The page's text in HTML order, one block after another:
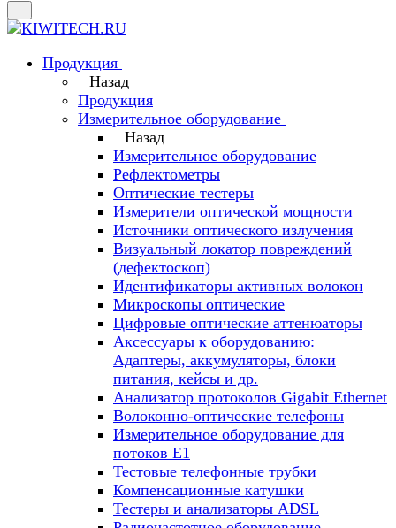
Продукция
Назад
Продукция
Измерительное оборудование
Назад
Измерительное оборудование
Рефлектометры
Оптические тестеры
Измерители оптической мощности
Источники оптического излучения
Визуальный локатор повреждений
(дефектоскоп)
Идентификаторы активных волокон
Микроскопы оптические
Цифровые оптические аттенюаторы
Аксессуары к оборудованию:
Адаптеры, аккумуляторы, блоки
питания, кейсы и др.
Анализатор протоколов Gigabit Ethernet
Волоконно-оптические телефоны
Измерительное оборудование для
потоков Е1
Тестовые телефонные трубки
Компенсационные катушки
Тестеры и анализаторы ADSL